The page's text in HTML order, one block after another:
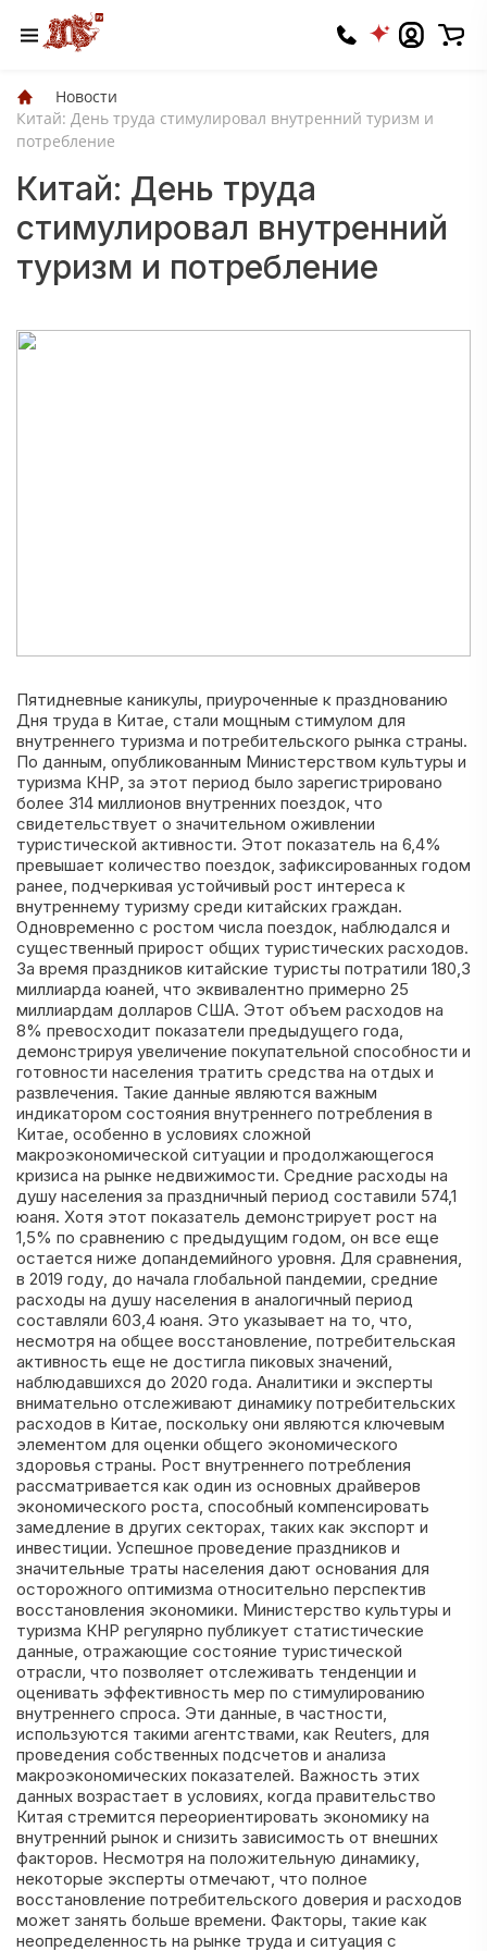
Новости
Китай: День труда стимулировал внутренний туризм и
потребление
Китай: День труда
стимулировал внутренний
туризм и потребление
Пятидневные каникулы, приуроченные к празднованию
Дня труда в Китае, стали мощным стимулом для
внутреннего туризма и потребительского рынка страны.
По данным, опубликованным Министерством культуры и
туризма КНР, за этот период было зарегистрировано
более 314 миллионов внутренних поездок, что
свидетельствует о значительном оживлении
туристической активности. Этот показатель на 6,4%
превышает количество поездок, зафиксированных годом
ранее, подчеркивая устойчивый рост интереса к
внутреннему туризму среди китайских граждан.
Одновременно с ростом числа поездок, наблюдался и
существенный прирост общих туристических расходов.
За время праздников китайские туристы потратили 180,3
миллиарда юаней, что эквивалентно примерно 25
миллиардам долларов США. Этот объем расходов на
8% превосходит показатели предыдущего года,
демонстрируя увеличение покупательной способности и
готовности населения тратить средства на отдых и
развлечения. Такие данные являются важным
индикатором состояния внутреннего потребления в
Китае, особенно в условиях сложной
макроэкономической ситуации и продолжающегося
кризиса на рынке недвижимости. Средние расходы на
душу населения за праздничный период составили 574,1
юаня. Хотя этот показатель демонстрирует рост на
1,5% по сравнению с предыдущим годом, он все еще
остается ниже допандемийного уровня. Для сравнения,
в 2019 году, до начала глобальной пандемии, средние
расходы на душу населения в аналогичный период
составляли 603,4 юаня. Это указывает на то, что,
несмотря на общее восстановление, потребительская
активность еще не достигла пиковых значений,
наблюдавшихся до 2020 года. Аналитики и эксперты
внимательно отслеживают динамику потребительских
расходов в Китае, поскольку они являются ключевым
элементом для оценки общего экономического
здоровья страны. Рост внутреннего потребления
рассматривается как один из основных драйверов
экономического роста, способный компенсировать
замедление в других секторах, таких как экспорт и
инвестиции. Успешное проведение праздников и
значительные траты населения дают основания для
осторожного оптимизма относительно перспектив
восстановления экономики. Министерство культуры и
туризма КНР регулярно публикует статистические
данные, отражающие состояние туристической
отрасли, что позволяет отслеживать тенденции и
оценивать эффективность мер по стимулированию
внутреннего спроса. Эти данные, в частности,
используются такими агентствами, как Reuters, для
проведения собственных подсчетов и анализа
макроэкономических показателей. Важность этих
данных возрастает в условиях, когда правительство
Китая стремится переориентировать экономику на
внутренний рынок и снизить зависимость от внешних
факторов. Несмотря на положительную динамику,
некоторые эксперты отмечают, что полное
восстановление потребительского доверия и расходов
может занять больше времени. Факторы, такие как
неопределенность на рынке труда и ситуация с